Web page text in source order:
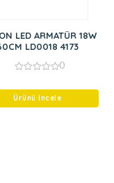
LED ARMATÜR 18W
LD0018 4173
of
0
Ürünü İncele